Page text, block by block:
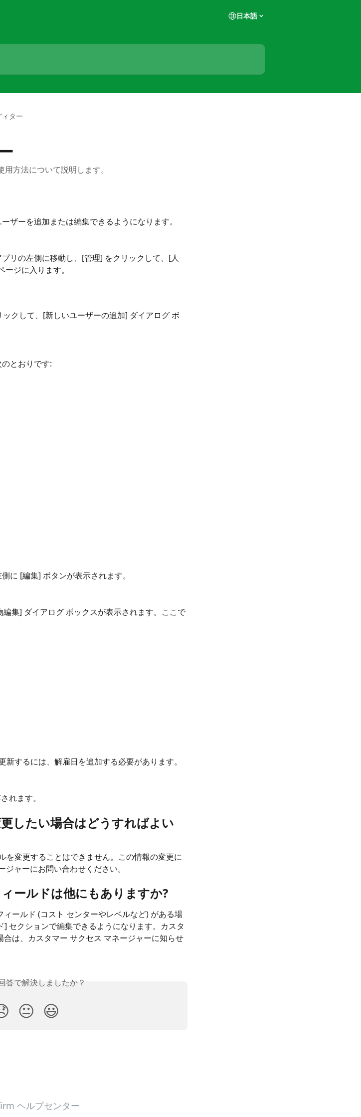
日本語
ィター
方法について説明します。
ザーを追加または編集できるようになります。
リの左側に移動し、[管理] をクリックして、[人
ジに入ります。
クして、[新しいユーザーの追加] ダイアログ ボ
とおりです:
に [編集] ボタンが表示されます。
集] ダイアログ ボックスが表示されます。ここで
するには、解雇日を追加する必要があります。
れます。
したい場合はどうすればよい
を変更することはできません。この情報の変更に
ャーにお問い合わせください。
ールドは他にもありますか?
ールド (コスト センターやレベルなど) がある場
セクションで編集できるようになります。カスタ
は、カスタマー サクセス マネージャーに知らせ
答で解決しましたか？
😐 😃